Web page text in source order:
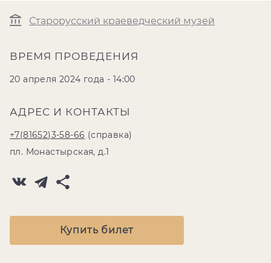
Старорусский краеведческий музей
ВРЕМЯ ПРОВЕДЕНИЯ
20 апреля 2024 года - 14:00
АДРЕС И КОНТАКТЫ
+7(81652)3-58-66 (справка)
пл. Монастырская, д.1
Купить билет